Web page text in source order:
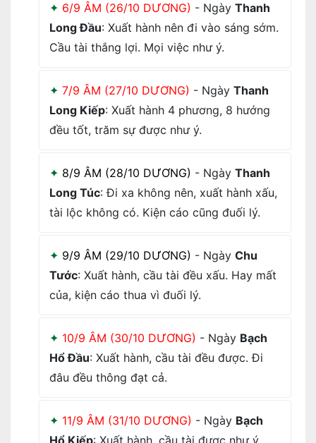
6/9 ÂM (26/10 DƯƠNG) - Ngày Thanh
Long Đầu: Xuất hành nên đi vào sáng sớm.
Cầu tài thắng lợi. Mọi việc như ý.
7/9 ÂM (27/10 DƯƠNG) - Ngày Thanh
Long Kiếp: Xuất hành 4 phương, 8 hướng
đều tốt, trăm sự được như ý.
8/9 ÂM (28/10 DƯƠNG) - Ngày Thanh
Long Túc: Đi xa không nên, xuất hành xấu,
tài lộc không có. Kiện cáo cũng đuối lý.
9/9 ÂM (29/10 DƯƠNG) - Ngày Chu
Tước: Xuất hành, cầu tài đều xấu. Hay mất
của, kiện cáo thua vì đuối lý.
10/9 ÂM (30/10 DƯƠNG) - Ngày Bạch
Hổ Đầu: Xuất hành, cầu tài đều được. Đi
đâu đều thông đạt cả.
11/9 ÂM (31/10 DƯƠNG) - Ngày Bạch
Hổ Kiếp: Xuất hành, cầu tài được như ý